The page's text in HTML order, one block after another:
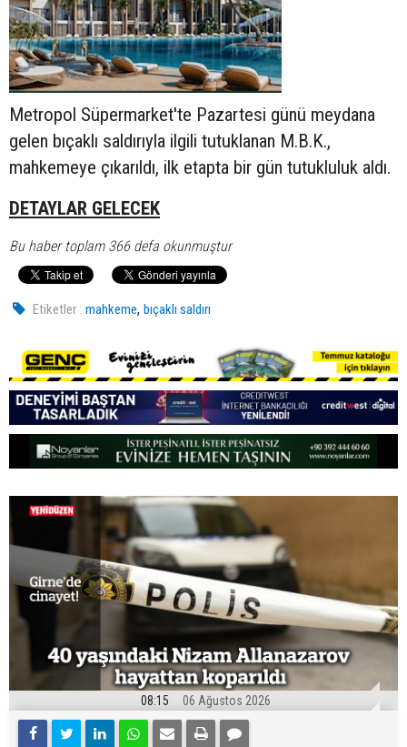
Metropol Süpermarket'te Pazartesi günü meydana
gelen bıçaklı saldırıyla ilgili tutuklanan M.B.K.,
mahkemeye çıkarıldı, ilk etapta bir gün tutukluluk aldı.
DETAYLAR GELECEK
Bu haber toplam 366 defa okunmuştur
Etiketler : mahkeme,bıçaklı saldırı
08:15 06 Ağustos 2026